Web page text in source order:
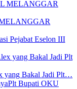
Pejabat Eselon III
yang Bakal Jadi Plt…
Plt Bupati OKU